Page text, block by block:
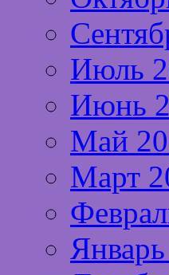
Июль
Июнь
Май
Март